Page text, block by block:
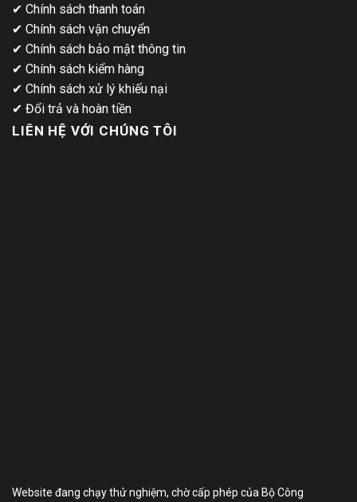
✔ Chính sách thanh toán
✔ Chính sách vận chuyển
✔ Chính sách bảo mật thông tin
✔ Chính sách kiểm hàng
✔ Chính sách xử lý khiếu nại
✔ Đổi trả và hoàn tiền
LIÊN HỆ VỚI CHÚNG TÔI
Website đang chạy thử nghiệm, chờ cấp phép của Bộ Công